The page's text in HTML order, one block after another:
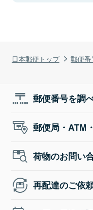
日本郵便トップ 郵便
郵便番号を調
郵便局・ATM
荷物のお問い
再配達のご依